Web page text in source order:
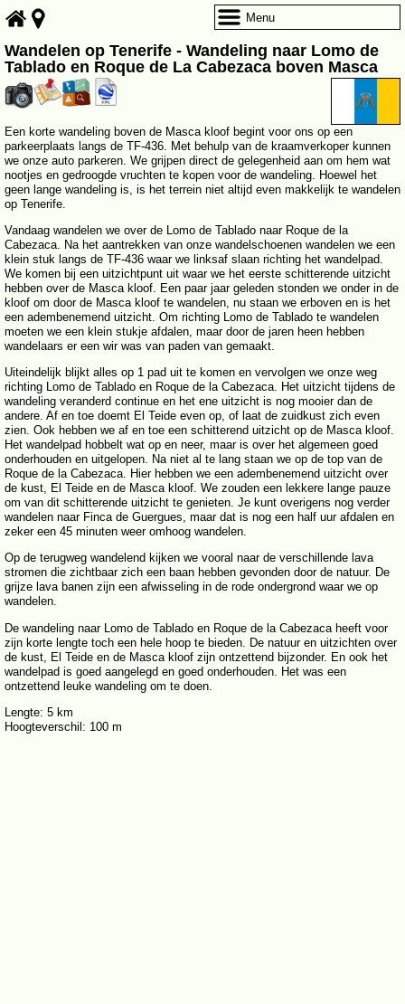
Wandelen op Tenerife - Wandeling naar Lomo de
Tablado en Roque de La Cabezaca boven Masca
Een korte wandeling boven de Masca kloof begint voor ons op een
parkeerplaats langs de TF-436. Met behulp van de kraamverkoper kunnen
we onze auto parkeren. We grijpen direct de gelegenheid aan om hem wat
nootjes en gedroogde vruchten te kopen voor de wandeling. Hoewel het
geen lange wandeling is, is het terrein niet altijd even makkelijk te wandelen
op Tenerife.
Vandaag wandelen we over de Lomo de Tablado naar Roque de la
Cabezaca. Na het aantrekken van onze wandelschoenen wandelen we een
klein stuk langs de TF-436 waar we linksaf slaan richting het wandelpad.
We komen bij een uitzichtpunt uit waar we het eerste schitterende uitzicht
hebben over de Masca kloof. Een paar jaar geleden stonden we onder in de
kloof om door de Masca kloof te wandelen, nu staan we erboven en is het
een adembenemend uitzicht. Om richting Lomo de Tablado te wandelen
moeten we een klein stukje afdalen, maar door de jaren heen hebben
wandelaars er een wir was van paden van gemaakt.
Uiteindelijk blijkt alles op 1 pad uit te komen en vervolgen we onze weg
richting Lomo de Tablado en Roque de la Cabezaca. Het uitzicht tijdens de
wandeling veranderd continue en het ene uitzicht is nog mooier dan de
andere. Af en toe doemt El Teide even op, of laat de zuidkust zich even
zien. Ook hebben we af en toe een schitterend uitzicht op de Masca kloof.
Het wandelpad hobbelt wat op en neer, maar is over het algemeen goed
onderhouden en uitgelopen. Na niet al te lang staan we op de top van de
Roque de la Cabezaca. Hier hebben we een adembenemend uitzicht over
de kust, El Teide en de Masca kloof. We zouden een lekkere lange pauze
om van dit schitterende uitzicht te genieten. Je kunt overigens nog verder
wandelen naar Finca de Guergues, maar dat is nog een half uur afdalen en
zeker een 45 minuten weer omhoog wandelen.
Op de terugweg wandelend kijken we vooral naar de verschillende lava
stromen die zichtbaar zich een baan hebben gevonden door de natuur. De
grijze lava banen zijn een afwisseling in de rode ondergrond waar we op
wandelen.
De wandeling naar Lomo de Tablado en Roque de la Cabezaca heeft voor
zijn korte lengte toch een hele hoop te bieden. De natuur en uitzichten over
de kust, El Teide en de Masca kloof zijn ontzettend bijzonder. En ook het
wandelpad is goed aangelegd en goed onderhouden. Het was een
ontzettend leuke wandeling om te doen.
Lengte: 5 km
Hoogteverschil: 100 m
Menu